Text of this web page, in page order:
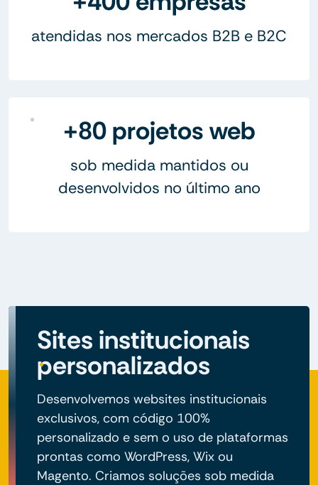
atendidas nos mercados B2B e B2C
+80 projetos web
sob medida mantidos ou
desenvolvidos no último ano
Sites institucionais
personalizados
Desenvolvemos websites institucionais
exclusivos, com código 100%
personalizado e sem o uso de plataformas
prontas como WordPress, Wix ou
Magento. Criamos soluções sob medida